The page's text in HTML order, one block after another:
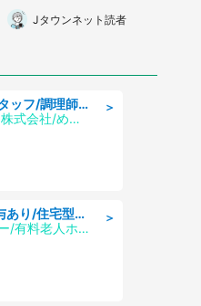
い」。運賃箱を塞いでま
で止めてきて...（神奈川
Jタウンネット読者
＞
「残業ほぼなし」調理スタッフ/調理師免許必須/正職員/日勤のみ/住宅型有料老人ホーム
めいじ永寿介護サービス 株式会社/めいじ永寿介護サービスセンター
＞
介護職員/介護福祉士/賞与あり/住宅型有料老人ホームの介護職/夜勤専従
株式会社ファーストカラー/有料老人ホーム みやこ